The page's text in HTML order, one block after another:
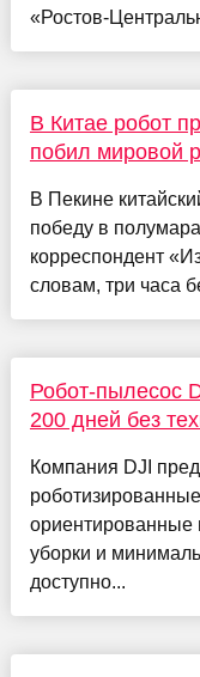
«Ростов-
В Китае робот
побил мировой
В Пекине
победу в
корреспондент
словам, три часа
Робот-пылесос
200 дней без
Компания DJI
ориентированные
уборки и
доступно...